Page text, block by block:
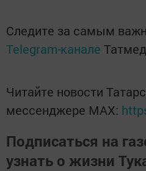
Следите за самым
Telegram-канале
Читайте новости
мессенджере MАХ:
Подписаться на
узнать о жизни